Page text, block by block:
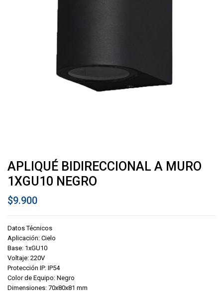
APLIQUÉ BIDIRECCIONAL A MURO
1XGU10 NEGRO
$9.900
Datos Técnicos
Aplicación: Cielo
Base: 1xGU10
Voltaje: 220V
Protección IP: IP54
Color de Equipo: Negro
Dimensiones: 70x80x81 mm